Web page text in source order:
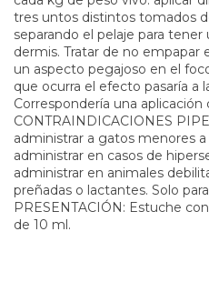
tres untos distintos tomados
separando el pelaje para
dermis. Tratar de no empapar
un aspecto pegajoso en el
que ocurra el efecto pasaría a
Correspondería una aplicación
CONTRAINDICACIONES
administrar a gatos menores
administrar en casos de
administrar en animales
preñadas o lactantes. Solo
PRESENTACIÓN: Estuche
de 10 ml.